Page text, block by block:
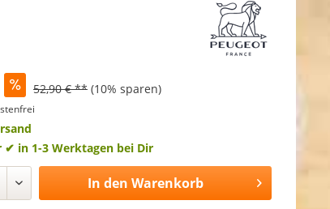
52,90 € ** (10% sparen)
✔ in 1-3 Werktagen bei Dir
In den Warenkorb